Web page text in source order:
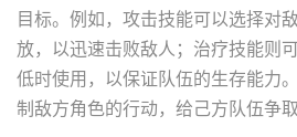
目标。例如，攻击技能可以选择对
放，以迅速击败敌人；治疗技能则
低时使用，以保证队伍的生存能力
制敌方角色的行动，给己方队伍争